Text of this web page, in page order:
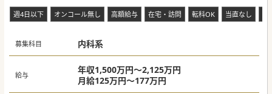
週4日以下 オンコール無し 高額給与 在宅・訪問 転科OK 当直なし
募集科目 内科系
給与
年収1,500万円～2,125万円
月給125万円～177万円